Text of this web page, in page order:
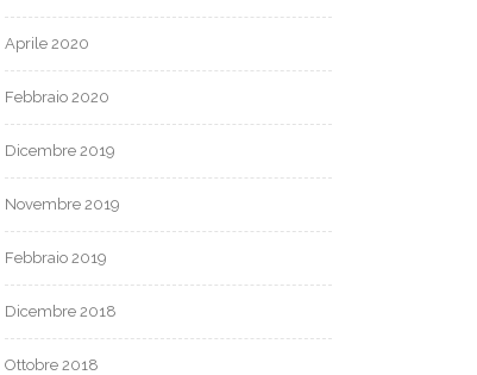
Aprile 2020
Febbraio 2020
Dicembre 2019
Novembre 2019
Febbraio 2019
Dicembre 2018
Ottobre 2018